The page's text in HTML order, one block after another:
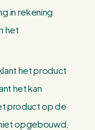
in rekening
het
het product
het kan
product op de
opgebouwd,